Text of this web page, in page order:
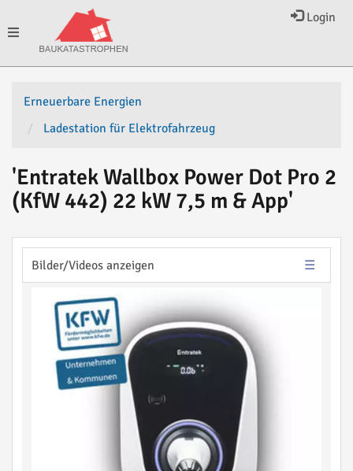
Login
Toggle
navigation
Erneuerbare Energien
Ladestation für Elektrofahrzeug
'Entratek Wallbox Power Dot Pro 2
(KfW 442) 22 kW 7,5 m & App'
Bilder/Videos anzeigen